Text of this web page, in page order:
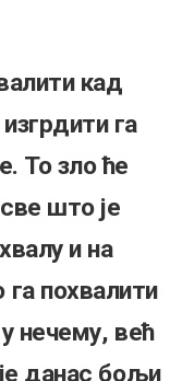
кад
га
То зло ће
што је
и на
похвалити
нечему, већ
данас бољи